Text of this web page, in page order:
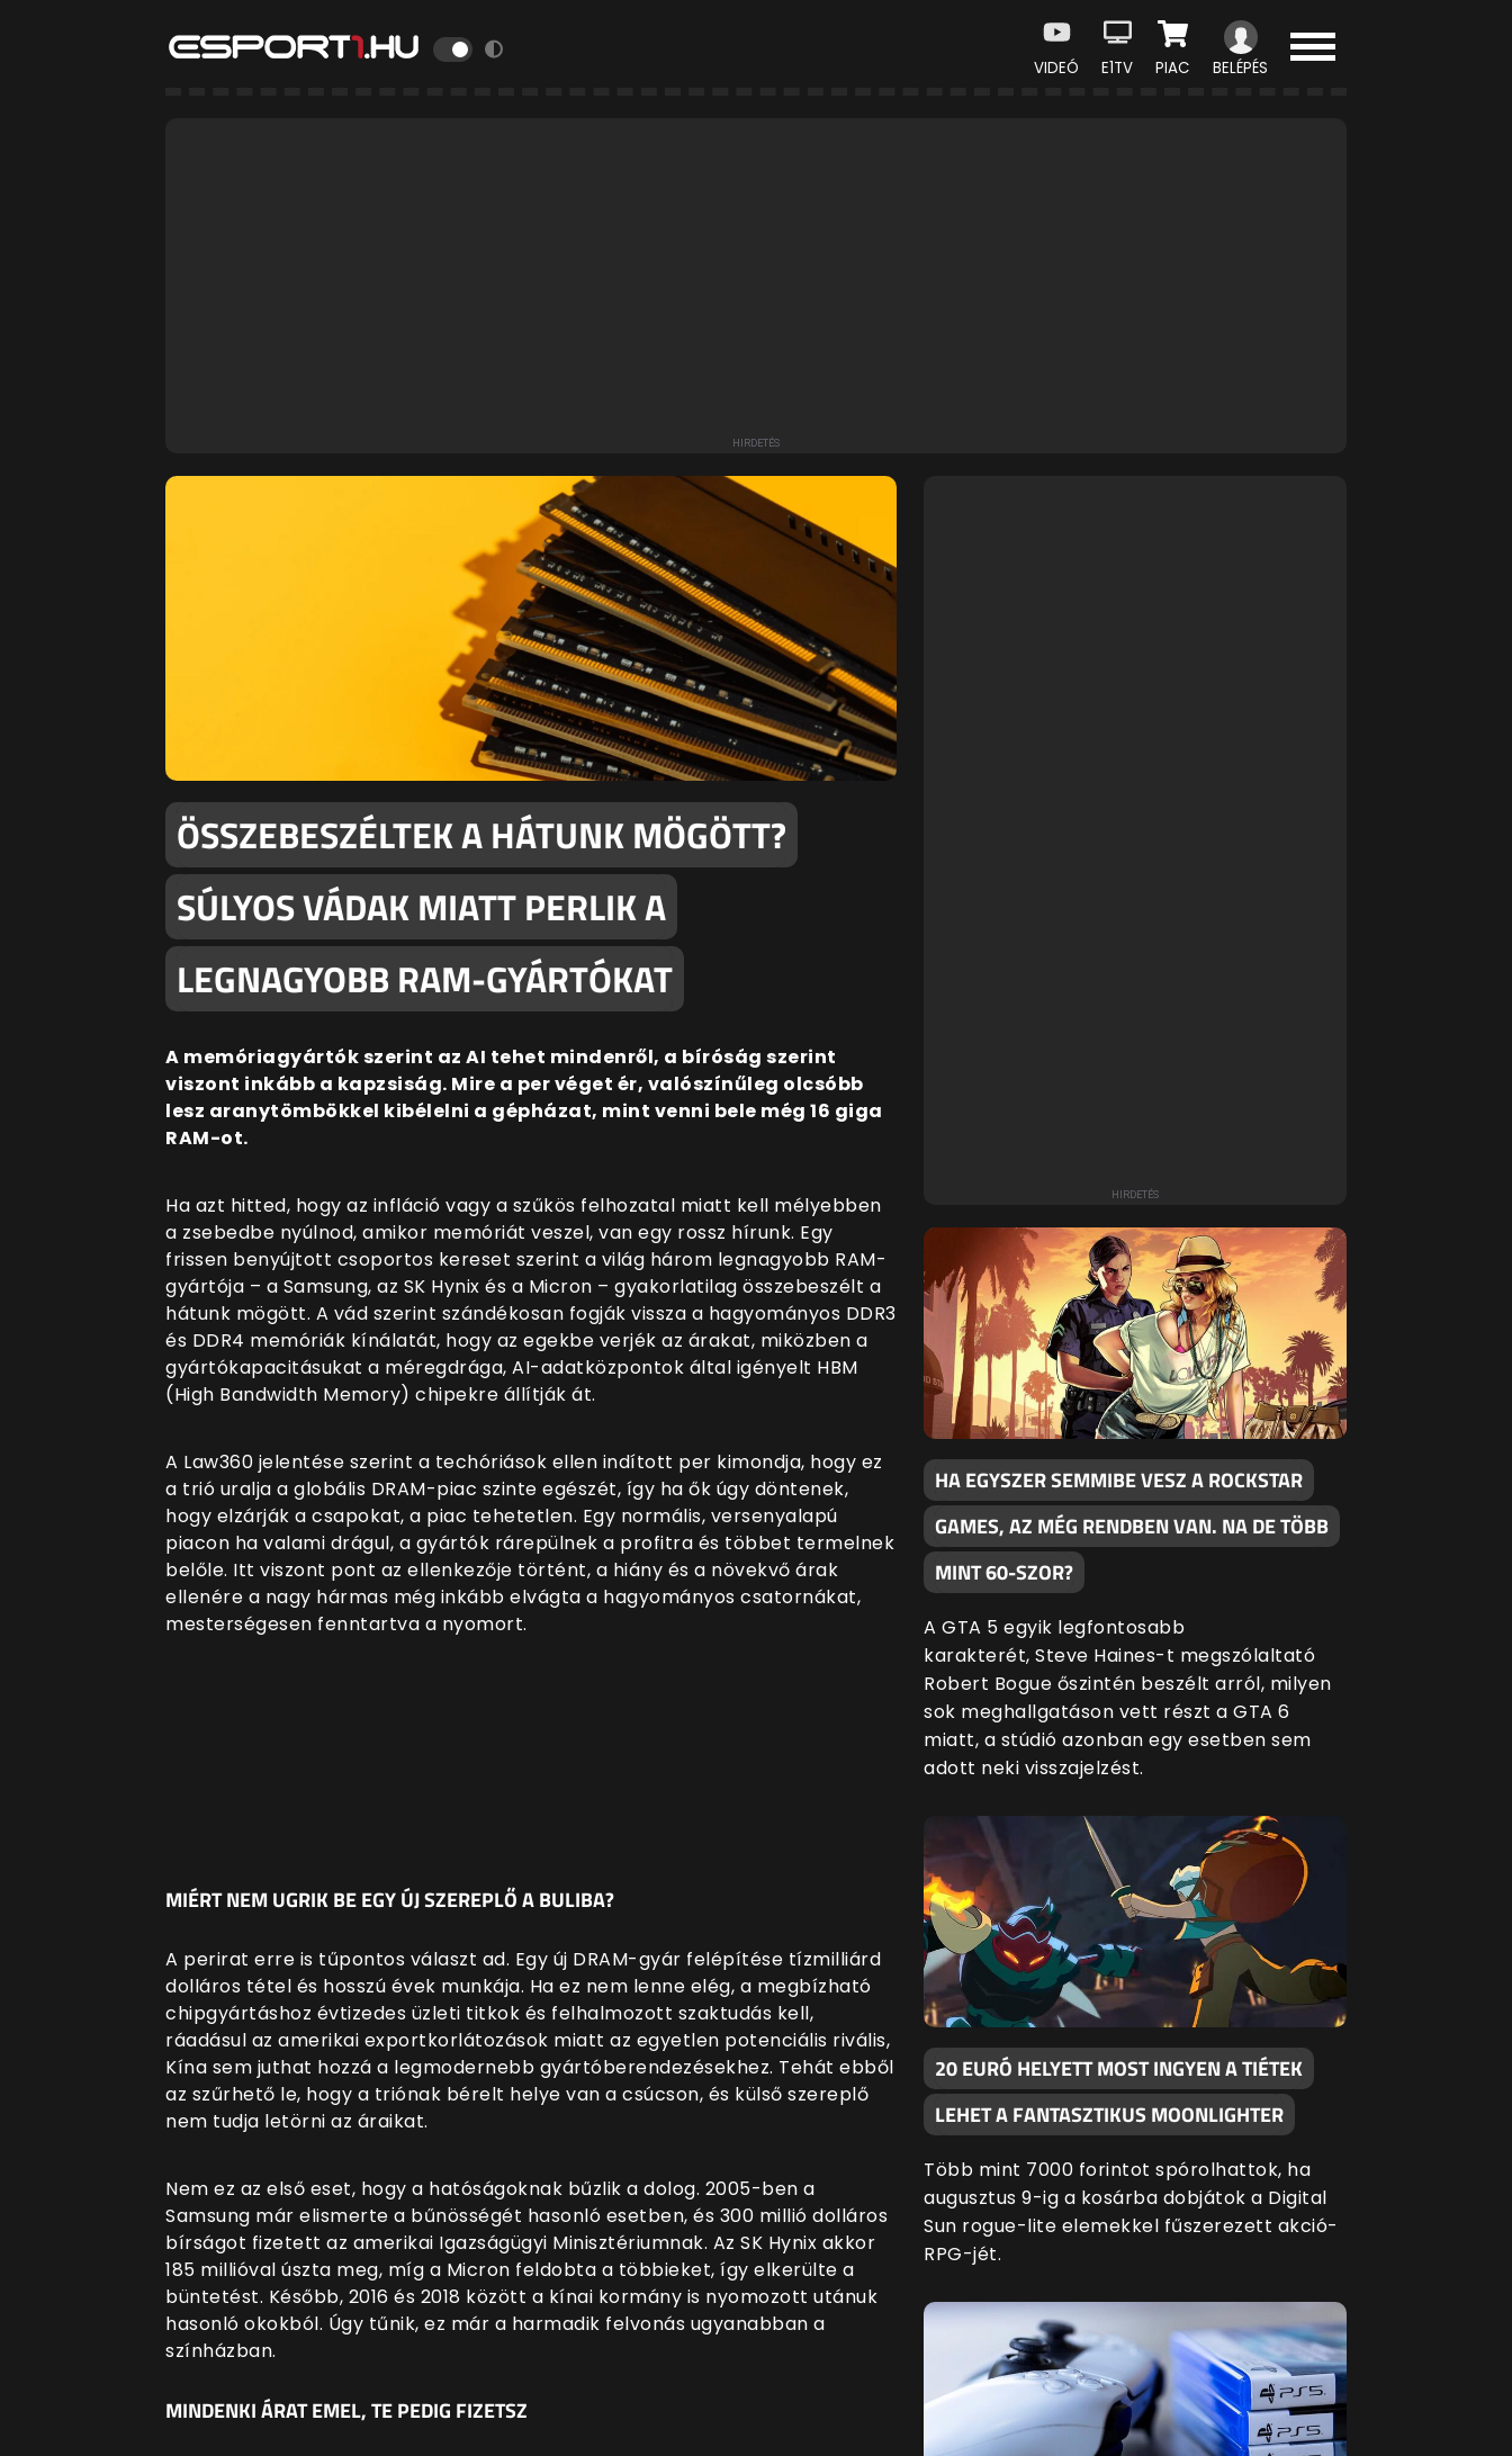
VIDEÓ E1TV PIAC BELÉPÉS
ÖSSZEBESZÉLTEK A HÁTUNK MÖGÖTT?
SÚLYOS VÁDAK MIATT PERLIK A
LEGNAGYOBB RAM-GYÁRTÓKAT
A memóriagyártók szerint az AI tehet mindenről, a bíróság szerint
viszont inkább a kapzsiság. Mire a per véget ér, valószínűleg olcsóbb
lesz aranytömbökkel kibélelni a gépházat, mint venni bele még 16 giga
RAM-ot.
Ha azt hitted, hogy az infláció vagy a szűkös felhozatal miatt kell mélyebben
a zsebedbe nyúlnod, amikor memóriát veszel, van egy rossz hírunk. Egy
frissen benyújtott csoportos kereset szerint a világ három legnagyobb RAM-
gyártója – a Samsung, az SK Hynix és a Micron – gyakorlatilag összebeszélt a
hátunk mögött. A vád szerint szándékosan fogják vissza a hagyományos DDR3
és DDR4 memóriák kínálatát, hogy az egekbe verjék az árakat, miközben a
gyártókapacitásukat a méregdrága, AI-adatközpontok által igényelt HBM
(High Bandwidth Memory) chipekre állítják át.
A Law360 jelentése szerint a techóriások ellen indított per kimondja, hogy ez
a trió uralja a globális DRAM-piac szinte egészét, így ha ők úgy döntenek,
hogy elzárják a csapokat, a piac tehetetlen. Egy normális, versenyalapú
piacon ha valami drágul, a gyártók rárepülnek a profitra és többet termelnek
belőle. Itt viszont pont az ellenkezője történt, a hiány és a növekvő árak
ellenére a nagy hármas még inkább elvágta a hagyományos csatornákat,
mesterségesen fenntartva a nyomort.
MIÉRT NEM UGRIK BE EGY ÚJ SZEREPLŐ A BULIBA?
A perirat erre is tűpontos választ ad. Egy új DRAM-gyár felépítése tízmilliárd
dolláros tétel és hosszú évek munkája. Ha ez nem lenne elég, a megbízható
chipgyártáshoz évtizedes üzleti titkok és felhalmozott szaktudás kell,
ráadásul az amerikai exportkorlátozások miatt az egyetlen potenciális rivális,
Kína sem juthat hozzá a legmodernebb gyártóberendezésekhez. Tehát ebből
az szűrhető le, hogy a triónak bérelt helye van a csúcson, és külső szereplő
nem tudja letörni az áraikat.
Nem ez az első eset, hogy a hatóságoknak bűzlik a dolog. 2005-ben a
Samsung már elismerte a bűnösségét hasonló esetben, és 300 millió dolláros
bírságot fizetett az amerikai Igazságügyi Minisztériumnak. Az SK Hynix akkor
185 millióval úszta meg, míg a Micron feldobta a többieket, így elkerülte a
büntetést. Később, 2016 és 2018 között a kínai kormány is nyomozott utánuk
hasonló okokból. Úgy tűnik, ez már a harmadik felvonás ugyanabban a
színházban.
MINDENKI ÁRAT EMEL, TE PEDIG FIZETSZ
HA EGYSZER SEMMIBE VESZ A ROCKSTAR
GAMES, AZ MÉG RENDBEN VAN. NA DE TÖBB
MINT 60-SZOR?
A GTA 5 egyik legfontosabb
karakterét, Steve Haines-t megszólaltató
Robert Bogue őszintén beszélt arról, milyen
sok meghallgatáson vett részt a GTA 6
miatt, a stúdió azonban egy esetben sem
adott neki visszajelzést.
20 EURÓ HELYETT MOST INGYEN A TIÉTEK
LEHET A FANTASZTIKUS MOONLIGHTER
Több mint 7000 forintot spórolhattok, ha
augusztus 9-ig a kosárba dobjátok a Digital
Sun rogue-lite elemekkel fűszerezett akció-
RPG-jét.